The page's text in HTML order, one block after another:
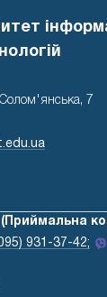
7
931-37-42;